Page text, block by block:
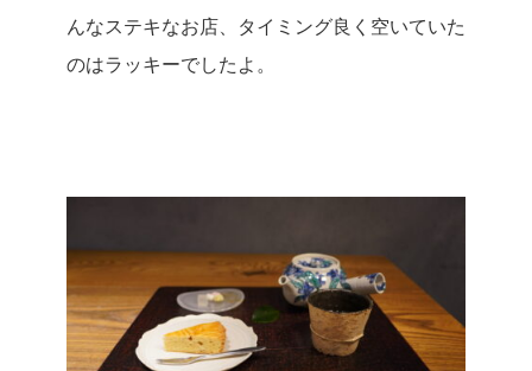
んなステキなお店、タイミング良く空いていた
のはラッキーでしたよ。